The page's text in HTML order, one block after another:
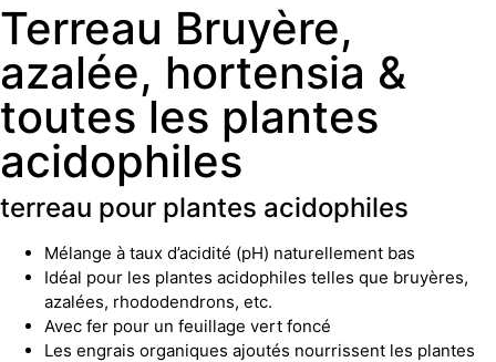
Terreau Bruyère,
azalée, hortensia &
toutes les plantes
acidophiles
terreau pour plantes acidophiles
Mélange à taux d’acidité (pH) naturellement bas
Idéal pour les plantes acidophiles telles que bruyères,
azalées, rhododendrons, etc.
Avec fer pour un feuillage vert foncé
Les engrais organiques ajoutés nourrissent les plantes